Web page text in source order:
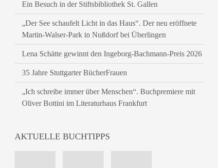
Ein Besuch in der Stiftsbibliothek St. Gallen
„Der See schaufelt Licht in das Haus“. Der neu eröffnete
Martin-Walser-Park in Nußdorf bei Überlingen
Lena Schätte gewinnt den Ingeborg-Bachmann-Preis 2026
35 Jahre Stuttgarter BücherFrauen
„Ich schreibe immer über Menschen“. Buchpremiere mit
Oliver Bottini im Literaturhaus Frankfurt
AKTUELLE BUCHTIPPS